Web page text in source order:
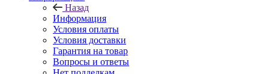
Назад
Информация
Условия оплаты
Условия доставки
Гарантия на товар
Вопросы и ответы